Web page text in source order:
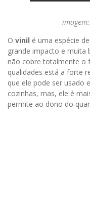
O vinil é uma espécie
grande impacto e muita
não cobre totalmente o
qualidades está a forte
que ele pode ser usado
cozinhas, mas, ele é
permite ao dono do